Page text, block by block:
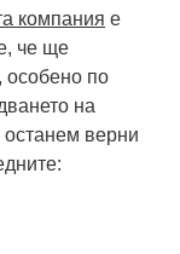
компания е
че ще
особено по
на
останем верни